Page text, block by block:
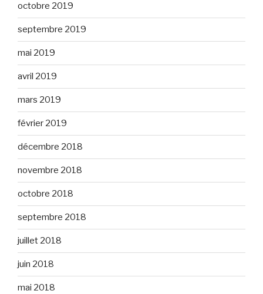
octobre 2019
septembre 2019
mai 2019
avril 2019
mars 2019
février 2019
décembre 2018
novembre 2018
octobre 2018
septembre 2018
juillet 2018
juin 2018
mai 2018